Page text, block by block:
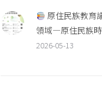
原住民族教育
領域—原住民族
2026-05-13